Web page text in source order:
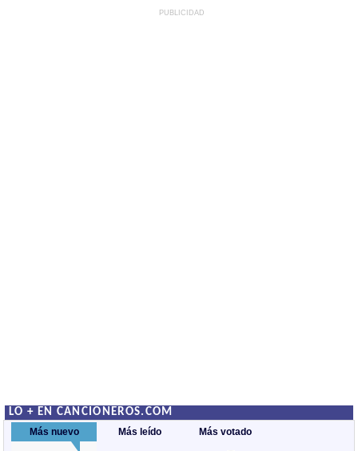
PUBLICIDAD
LO + EN CANCIONEROS.COM
Más nuevo Más leído Más votado